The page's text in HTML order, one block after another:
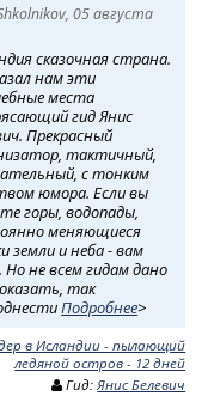
05 августа
сказочная страна.
нам эти
места
гид Янис
Прекрасный
тактичный,
с тонким
юмора. Если вы
горы, водопады,
меняющиеся
земли и неба - вам
Но не всем гидам дано
так
Подробнее>
в Исландии - пылающий
ледяной остров - 12 дней
Гид:Янис Белевич